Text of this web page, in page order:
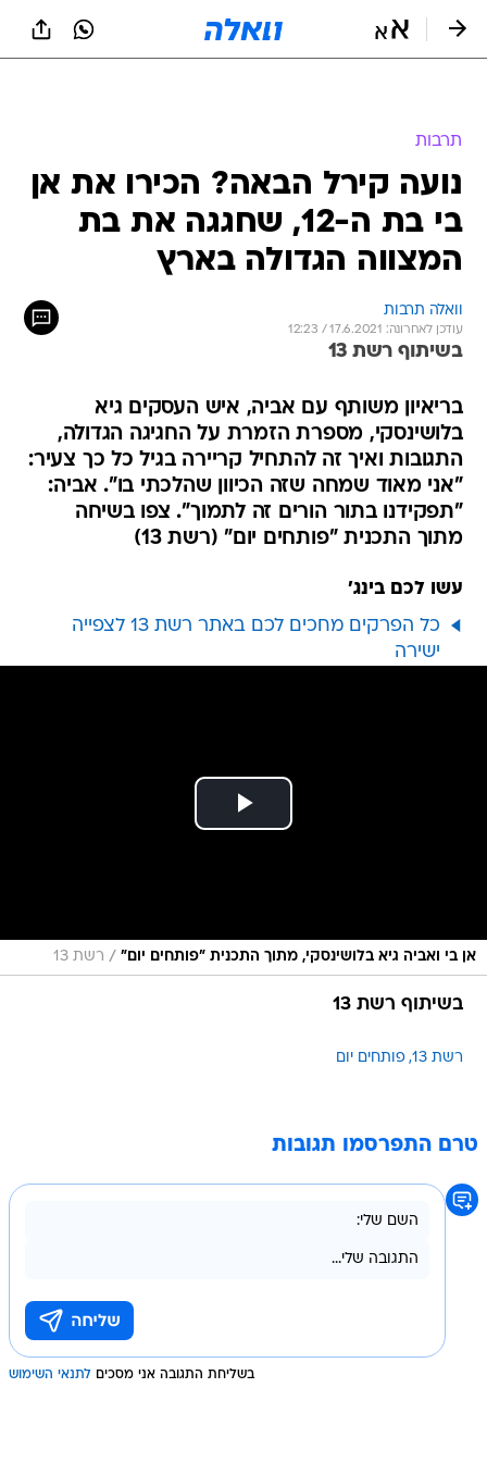
תרבות
נועה קירל הבאה? הכירו את אן
בי בת ה-12, שחגגה את בת
המצווה הגדולה בארץ
וואלה תרבות
עודכן לאחרונה: 17.6.2021 / 12:23
בשיתוף רשת 13
בריאיון משותף עם אביה, איש העסקים גיא
בלושינסקי, מספרת הזמרת על החגיגה הגדולה,
התגובות ואיך זה להתחיל קריירה בגיל כל כך צעיר:
"אני מאוד שמחה שזה הכיוון שהלכתי בו". אביה:
"תפקידנו בתור הורים זה לתמוך". צפו בשיחה
מתוך התכנית "פותחים יום" (רשת 13)
עשו לכם בינג'
כל הפרקים מחכים לכם באתר רשת 13 לצפייה
ישירה
אן בי ואביה גיא בלושינסקי, מתוך התכנית "פותחים יום" / רשת 13
בשיתוף רשת 13
רשת 13 פותחים יום
טרם התפרסמו תגובות
בשליחת התגובה אני מסכים לתנאי השימוש